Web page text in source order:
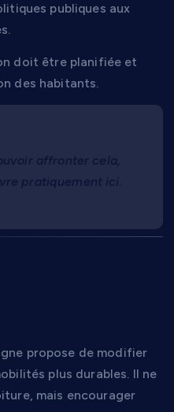
publiques aux
doit être planifiée et
des habitants.
affronter cela,
pratiquement ici.
propose de modifier
plus durables. Il ne
mais encourager